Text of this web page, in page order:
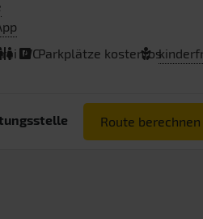
WCParkplätze kostenlos
Route berechnen